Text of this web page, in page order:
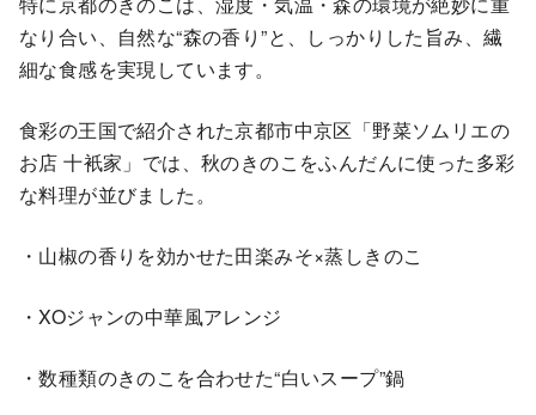
なり合い、自然な“森の香り”と、しっかりした旨み、繊
細な食感を実現しています。
食彩の王国で紹介された京都市中京区「野菜ソムリエの
お店 十衹家」では、秋のきのこをふんだんに使った多彩
な料理が並びました。
・山椒の香りを効かせた田楽みそ×蒸しきのこ
・XOジャンの中華風アレンジ
・数種類のきのこを合わせた“白いスープ”鍋